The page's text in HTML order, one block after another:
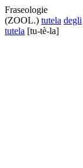
Fraseologie
(ZOOL.) tutela degli
tutela [tu-tè-la]